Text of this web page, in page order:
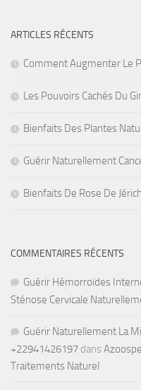
ARTICLES RÉCENTS
Comment Augmenter Le
Les Pouvoirs Cachés Du
Bienfaits Des Plantes
Guérir Naturellement
Bienfaits De Rose De
COMMENTAIRES RÉCENTS
Guérir Hémorroïdes
Sténose Cervicale
Guérir Naturellement La
+22941426197 dans
Traitements Naturel